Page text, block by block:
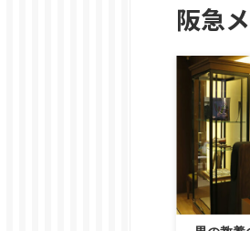
阪急